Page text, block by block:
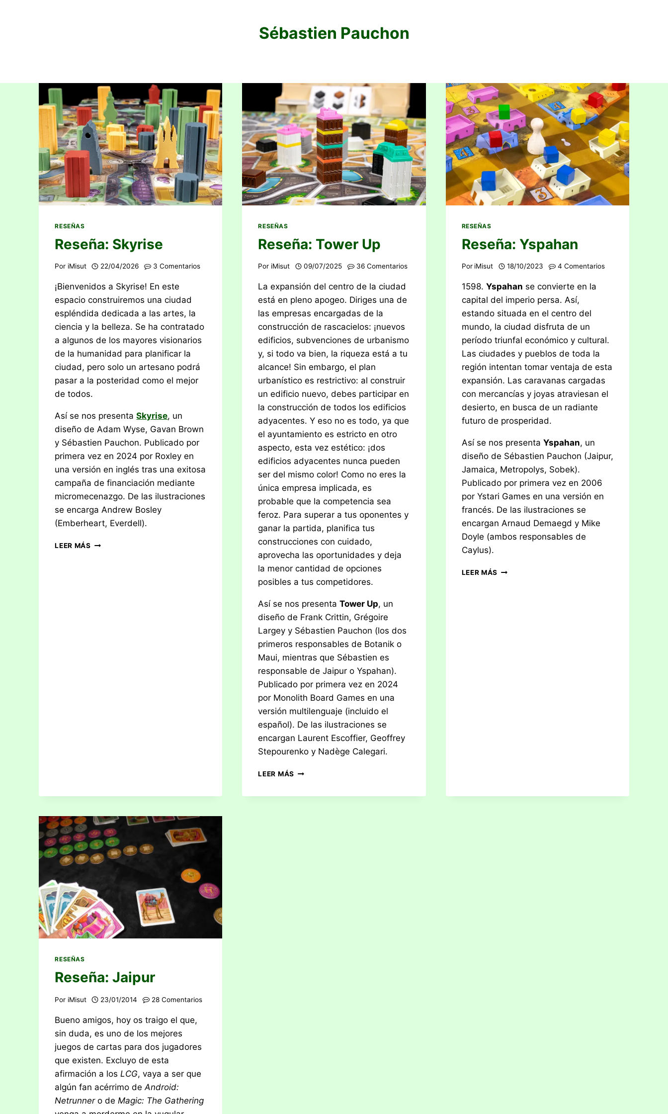
Sébastien Pauchon
RESEÑAS
Reseña: Skyrise
Por iMisut 22/04/2026 3 Comentarios
¡Bienvenidos a Skyrise! En este
espacio construiremos una ciudad
espléndida dedicada a las artes, la
ciencia y la belleza. Se ha contratado
a algunos de los mayores visionarios
de la humanidad para planificar la
ciudad, pero solo un artesano podrá
pasar a la posteridad como el mejor
de todos.
Así se nos presentaSkyrise, un
diseño de Adam Wyse, Gavan Brown
y Sébastien Pauchon. Publicado por
primera vez en 2024 por Roxley en
una versión en inglés tras una exitosa
campaña de financiación mediante
micromecenazgo. De las ilustraciones
se encarga Andrew Bosley
(Emberheart, Everdell).
LEER MÁS RESEÑA:
RESEÑAS
Reseña: Tower Up
Por iMisut 09/07/2025 36 Comentarios
La expansión del centro de la ciudad
está en pleno apogeo. Diriges una de
las empresas encargadas de la
construcción de rascacielos: ¡nuevos
edificios, subvenciones de urbanismo
y, si todo va bien, la riqueza está a tu
alcance! Sin embargo, el plan
urbanístico es restrictivo: al construir
un edificio nuevo, debes participar en
la construcción de todos los edificios
adyacentes. Y eso no es todo, ya que
el ayuntamiento es estricto en otro
aspecto, esta vez estético: ¡dos
edificios adyacentes nunca pueden
ser del mismo color! Como no eres la
única empresa implicada, es
probable que la competencia sea
feroz. Para superar a tus oponentes y
ganar la partida, planifica tus
construcciones con cuidado,
aprovecha las oportunidades y deja
la menor cantidad de opciones
posibles a tus competidores.
Así se nos presentaTower Up, un
diseño de Frank Crittin, Grégoire
Largey y Sébastien Pauchon (los dos
primeros responsables de Botanik o
Maui, mientras que Sébastien es
responsable de Jaipur o Yspahan).
Publicado por primera vez en 2024
por Monolith Board Games en una
versión multilenguaje (incluido el
español). De las ilustraciones se
encargan Laurent Escoffier, Geoffrey
Stepourenko y Nadège Calegari.
LEER MÁS RESEÑA:
RESEÑAS
Reseña: Yspahan
Por iMisut 18/10/2023 4 Comentarios
1598. Yspahan se convierte en la
capital del imperio persa. Así,
estando situada en el centro del
mundo, la ciudad disfruta de un
período triunfal económico y cultural.
Las ciudades y pueblos de toda la
región intentan tomar ventaja de esta
expansión. Las caravanas cargadas
con mercancías y joyas atraviesan el
desierto, en busca de un radiante
futuro de prosperidad.
Así se nos presenta Yspahan, un
diseño de Sébastien Pauchon (Jaipur,
Jamaica, Metropolys, Sobek).
Publicado por primera vez en 2006
por Ystari Games en una versión en
francés. De las ilustraciones se
encargan Arnaud Demaegd y Mike
Doyle (ambos responsables de
Caylus).
LEER MÁS RESEÑA:
RESEÑAS
Reseña: Jaipur
Por iMisut 23/01/2014 28 Comentarios
Bueno amigos, hoy os traigo el que,
sin duda, es uno de los mejores
juegos de cartas para dos jugadores
que existen. Excluyo de esta
afirmación a los LCG, vaya a ser que
algún fan acérrimo de Android:
Netrunnero de Magic: The Gathering